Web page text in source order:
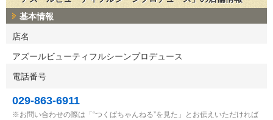
基本情報
店名
アズールビューティフルシーンプロデュース
電話番号
029-863-6911
お問い合わせの際は「“つくばちゃんねる”を見た」とお伝えいただければ